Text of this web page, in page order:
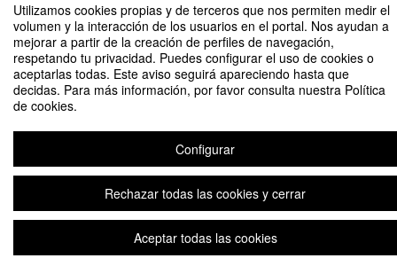
Utilizamos cookies propias y de terceros que nos permiten medir el
volumen y la interacción de los usuarios en el portal. Nos ayudan a
mejorar a partir de la creación de perfiles de navegación,
respetando tu privacidad. Puedes configurar el uso de cookies o
aceptarlas todas. Este aviso seguirá apareciendo hasta que
decidas. Para más información, por favor consulta nuestra Política
de cookies.
Configurar
Rechazar todas las cookies y cerrar
Aceptar todas las cookies
II Edición Murcia: Estrategias y herramientas para tener éxito como
entrenador personal.
Contacto
Plataforma de organización de eventos Symposium